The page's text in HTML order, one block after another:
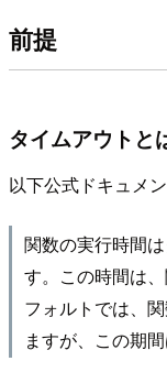
前提
タイムアウトと
以下公式ドキュメ
関数の実行時間
す。この時間は
フォルトでは、
ますが、この期